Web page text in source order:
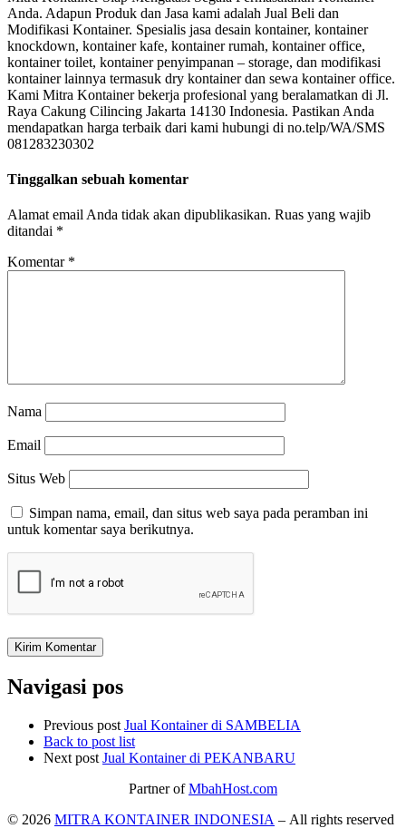
Anda. Adapun Produk dan Jasa kami adalah Jual Beli dan
Modifikasi Kontainer. Spesialis jasa desain kontainer, kontainer
knockdown, kontainer kafe, kontainer rumah, kontainer office,
kontainer toilet, kontainer penyimpanan – storage, dan modifikasi
kontainer lainnya termasuk dry kontainer dan sewa kontainer office.
Kami Mitra Kontainer bekerja profesional yang beralamatkan di Jl.
Raya Cakung Cilincing Jakarta 14130 Indonesia. Pastikan Anda
mendapatkan harga terbaik dari kami hubungi di no.telp/WA/SMS
081283230302
Tinggalkan sebuah komentar
Alamat email Anda tidak akan dipublikasikan. Ruas yang wajib
ditandai *
Komentar *
Nama
Email
Situs Web
Simpan nama, email, dan situs web saya pada peramban ini
untuk komentar saya berikutnya.
Navigasi pos
Previous post Jual Kontainer di SAMBELIA
Back to post list
Next post Jual Kontainer di PEKANBARU
Partner ofMbahHost.com
© 2026 MITRA KONTAINER INDONESIA – All rights reserved